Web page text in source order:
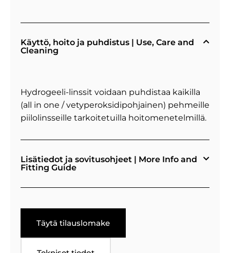
Käyttö, hoito ja puhdistus | Use, Care and
Cleaning
Hydrogeeli-linssit voidaan puhdistaa kaikilla
(all in one / vetyperoksidipohjainen) pehmeille
piilolinsseille tarkoitetuilla hoitomenetelmillä.
Lisätiedot ja sovitusohjeet | More Info and
Fitting Guide
Täytä tilauslomake